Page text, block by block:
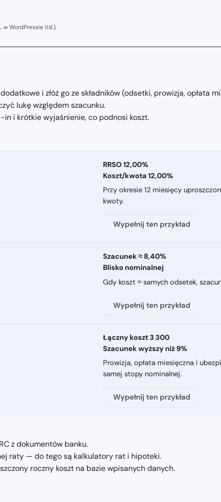
w WordPressie itd.).
i złóż go ze składników (odsetki, prowizja, opłata
lukę względem szacunku.
in i krótkie wyjaśnienie, co podnosi koszt.
RRSO 12,00%
Koszt/kwota 12,00%
Przy okresie 12 miesięcy
kwoty.
Wypełnij ten przykład
Szacunek ≈ 8,40%
Blisko nominalnej
Gdy koszt ≈ samych odsetek,
Wypełnij ten przykład
Łączny koszt 3 300
Szacunek wyższy niż 9%
Prowizja, opłata miesięczna i
samej stopy nominalnej.
Wypełnij ten przykład
z dokumentów banku.
raty — do tego są kalkulatory rat i hipoteki.
roczny koszt na bazie wpisanych danych.